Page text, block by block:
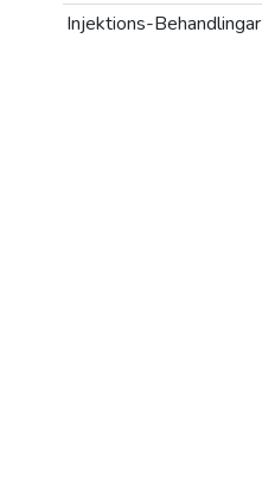
Injektions-Behandlingar